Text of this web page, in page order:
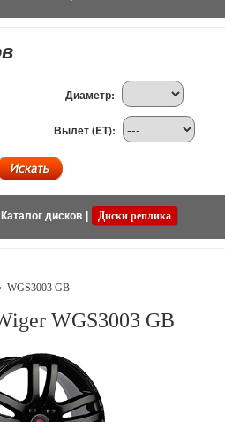
Диаметр:
Вылет (ET):
Каталог дисков Диски реплика
WGS3003 GB
WGS3003 GB